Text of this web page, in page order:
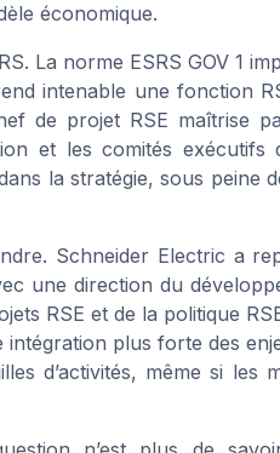
économique.
La norme ESRS GOV 1
intenable une fonction
de projet RSE maîtrise
et les comités
la stratégie, sous peine
Schneider Electric a
une direction du
RSE et de la politique
plus forte des
d’activités, même si les